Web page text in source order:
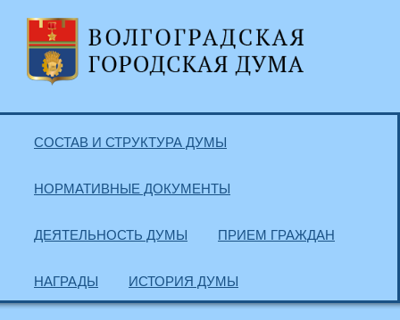
СОСТАВ И СТРУКТУРА ДУМЫ
НОРМАТИВНЫЕ ДОКУМЕНТЫ
ДЕЯТЕЛЬНОСТЬ ДУМЫ ПРИЕМ ГРАЖДАН
НАГРАДЫ ИСТОРИЯ ДУМЫ